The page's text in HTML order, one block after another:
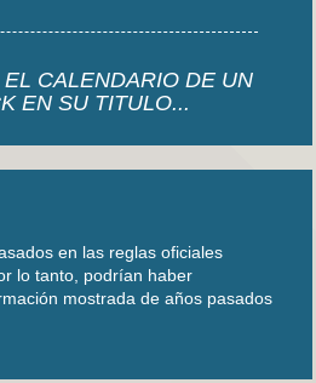
CALENDARIO DE UN
EN SU TITULO...
en las reglas oficiales
lo tanto, podrían haber
mostrada de años pasados